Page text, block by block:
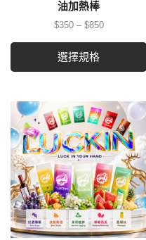
油加熱棒
$350 – $850
選擇規格